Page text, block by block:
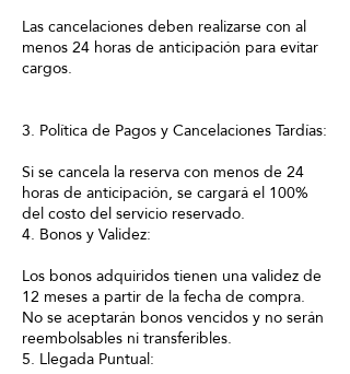
Las cancelaciones deben realizarse con al
menos 24 horas de anticipación para evitar
cargos.
3. Política de Pagos y Cancelaciones Tardías:
Si se cancela la reserva con menos de 24
horas de anticipación, se cargará el 100%
del costo del servicio reservado.
4. Bonos y Validez:
Los bonos adquiridos tienen una validez de
12 meses a partir de la fecha de compra.
No se aceptarán bonos vencidos y no serán
reembolsables ni transferibles.
5. Llegada Puntual: